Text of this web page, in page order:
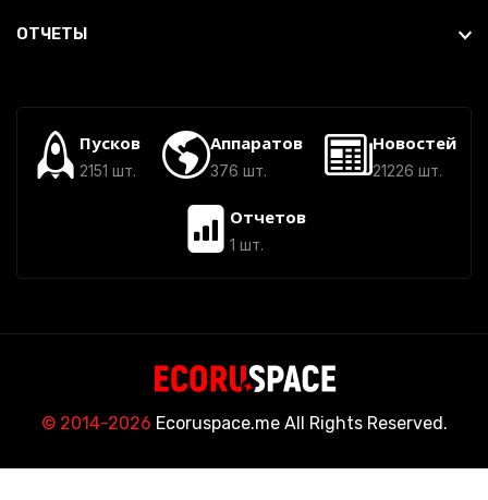
ОТЧЕТЫ
Пусков
2151 шт.
Аппаратов
376 шт.
Новостей
21226 шт.
Отчетов
1 шт.
© 2014-2026 Ecoruspace.me All Rights Reserved.